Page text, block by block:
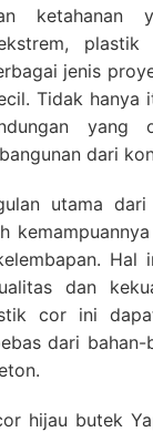
ketahanan
jenis
Tidak hanya
yang
dari
utama
Hal
dan
cor ini
dari bahan-
hijau butek